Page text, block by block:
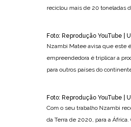
reciclou mais de 20 toneladas
Foto: Reprodução YouTube |
Nzambi Matee avisa que este
empreendedora é triplicar a
para outros países do
Foto: Reprodução YouTube |
Com o seu trabalho Nzambi
da Terra de 2020, para a